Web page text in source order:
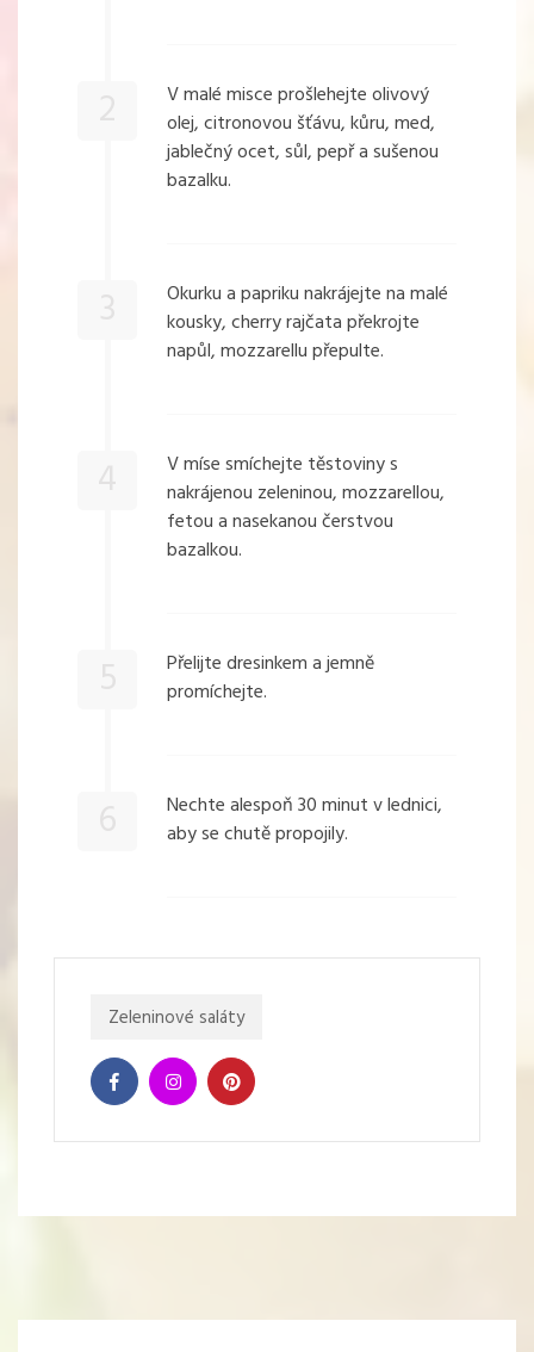
V malé misce prošlehejte olivový
olej, citronovou šťávu, kůru, med,
jablečný ocet, sůl, pepř a sušenou
bazalku.
Okurku a papriku nakrájejte na malé
kousky, cherry rajčata překrojte
napůl, mozzarellu přepulte.
V míse smíchejte těstoviny s
nakrájenou zeleninou, mozzarellou,
fetou a nasekanou čerstvou
bazalkou.
Přelijte dresinkem a jemně
promíchejte.
Nechte alespoň 30 minut v lednici,
aby se chutě propojily.
Zeleninové saláty